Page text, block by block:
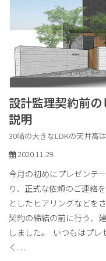
設計監理契約前
説明
30帖の大きなLDKの天井高
2020.11.29
今月の初めにプレゼンテ
り、正式な依頼のご連絡
としたヒアリングなどを
契約の締結の前に行う、
しました。 いつもはプ
く . . .